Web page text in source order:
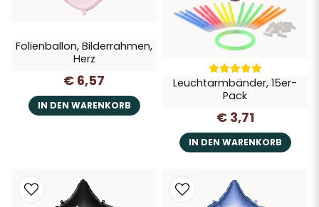
Folienballon, Bilderrahmen,
Herz
€ 6,57
IN DEN WARENKORB
Leuchtarmbänder, 15er-
Pack
€ 3,71
IN DEN WARENKORB